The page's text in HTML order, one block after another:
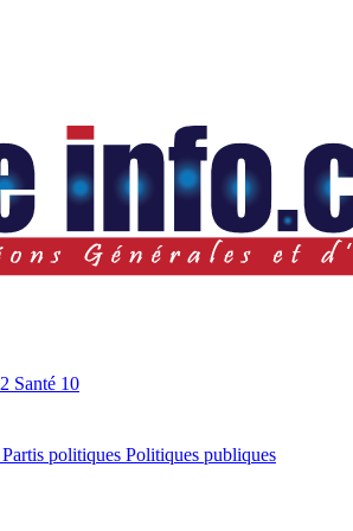
2 Santé 10
Partis politiques Politiques publiques